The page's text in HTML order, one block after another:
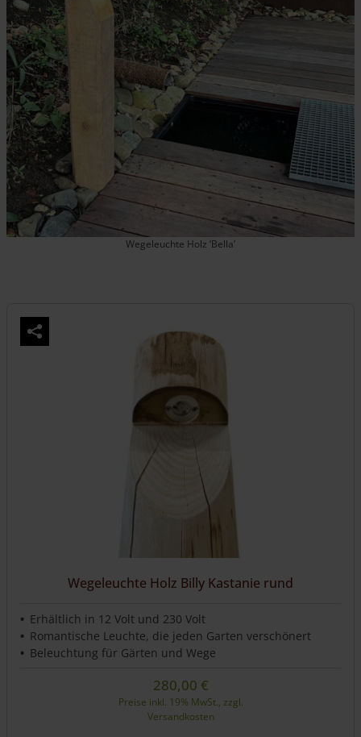
Wegeleuchte Holz ‘Bella’
Wegeleuchte Holz Billy Kastanie rund
Erhältlich in 12 Volt und 230 Volt
Romantische Leuchte, die jeden Garten verschönert
Beleuchtung für Gärten und Wege
280,00 €
Preise inkl. 19% MwSt., zzgl.
Versandkosten